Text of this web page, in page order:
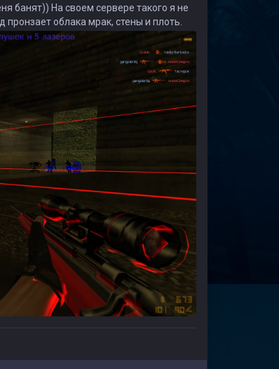
банят)) На своем сервере такого я не
облака мрак, стены и плоть.